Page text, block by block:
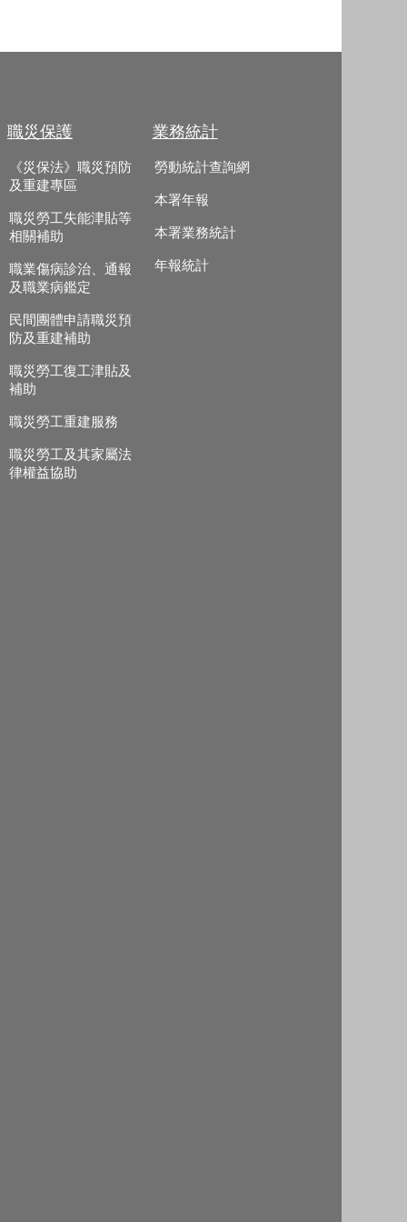
職災保護
《災保法》職災預防
及重建專區
職災勞工失能津貼等
相關補助
職業傷病診治、通報
及職業病鑑定
民間團體申請職災預
防及重建補助
職災勞工復工津貼及
補助
職災勞工重建服務
職災勞工及其家屬法
律權益協助
業務統計
勞動統計查詢網
本署年報
本署業務統計
年報統計